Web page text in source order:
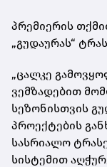
პრემიერის
„გუდაურას“
„ცალკე
ვემზადებით
სეზონისთვის
პროექტების
სასრიალო
სისტემით